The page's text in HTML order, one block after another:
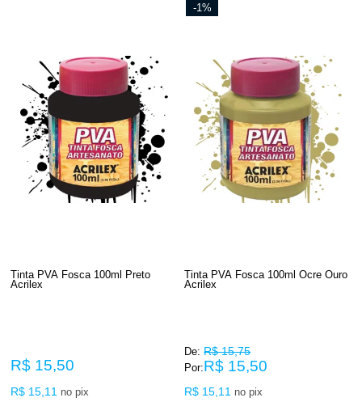
Tinta PVA Fosca 100ml Preto
Acrilex
R$ 15,50
R$ 15,11 no pix
-1%
Tinta PVA Fosca 100ml Ocre Ouro
Acrilex
De: R$ 15,75
Por:R$ 15,50
R$ 15,11 no pix